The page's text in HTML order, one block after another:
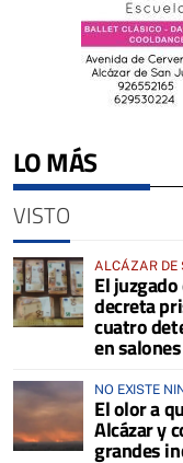
LO MÁS
VISTO
ALCÁZAR DE
El juzgado
decreta
cuatro
en
NO EXISTE
COMARCA
El olor a
Alcázar y
grandes